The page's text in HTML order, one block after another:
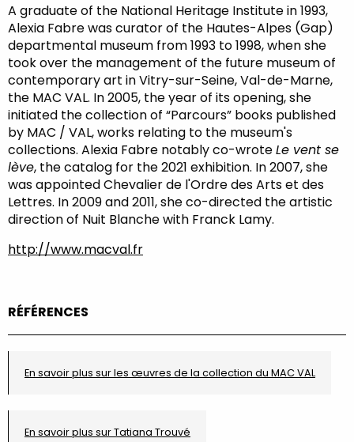
A graduate of the National Heritage Institute in 1993,
Alexia Fabre was curator of the Hautes-Alpes (Gap)
departmental museum from 1993 to 1998, when she
took over the management of the future museum of
contemporary art in Vitry-sur-Seine, Val-de-Marne,
the MAC VAL. In 2005, the year of its opening, she
initiated the collection of “Parcours” books published
by MAC / VAL, works relating to the museum's
collections. Alexia Fabre notably co-wroteLe vent se
lève, the catalog for the 2021 exhibition. In 2007, she
was appointed Chevalier de l'Ordre des Arts et des
Lettres. In 2009 and 2011, she co-directed the artistic
direction of Nuit Blanche with Franck Lamy.
http://www.macval.fr
RÉFÉRENCES
En savoir plus sur les œuvres de la collection du MAC VAL
En savoir plus sur Tatiana Trouvé